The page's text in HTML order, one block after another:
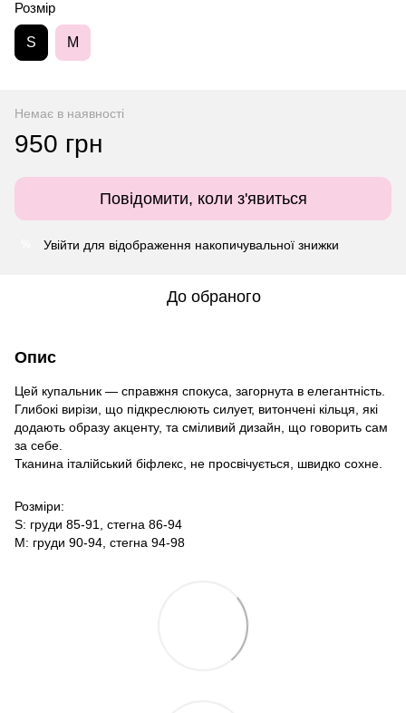
Розмір
S M
Немає в наявності
950 грн
Повідомити, коли з'явиться
Увійти для відображення накопичувальної знижки
До обраного
Опис
Цей купальник — справжня спокуса, загорнута в елегантність.
Глибокі вирізи, що підкреслюють силует, витончені кільця, які
додають образу акценту, та сміливий дизайн, що говорить сам
за себе.
Тканина італійський біфлекс, не просвічується, швидко сохне.
Розміри:
S: груди 85-91, стегна 86-94
М: груди 90-94, стегна 94-98